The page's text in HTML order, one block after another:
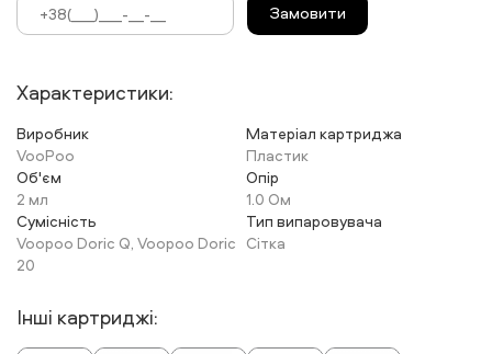
Замовити
Характеристики:
Виробник
VooPoo
Матеріал картриджа
Пластик
Об'єм
2 мл
Опір
1.0 Ом
Сумісність
Voopoo Doric Q, Voopoo Doric
20
Тип випаровувача
Сітка
Інші картриджі: